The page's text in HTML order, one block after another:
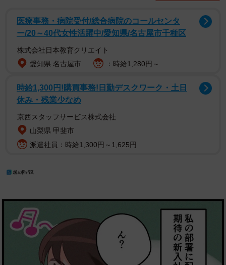
医療事務・病院受付/総合病院のコールセンタ
ー/20～40代女性活躍中/愛知県/名古屋市千種区
株式会社日本教育クリエイト
愛知県 名古屋市
：時給1,280円～
時給1,300円!購買事務!日勤デスクワーク・土日
休み・残業少なめ
京西スタッフサービス株式会社
山梨県 甲斐市
派遣社員：時給1,300円～1,625円